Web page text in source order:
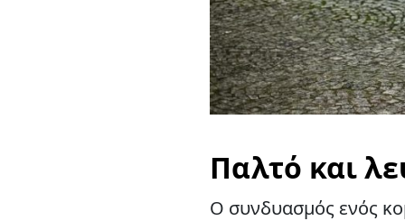
Παλτό και
Ο συνδυασμός ενός